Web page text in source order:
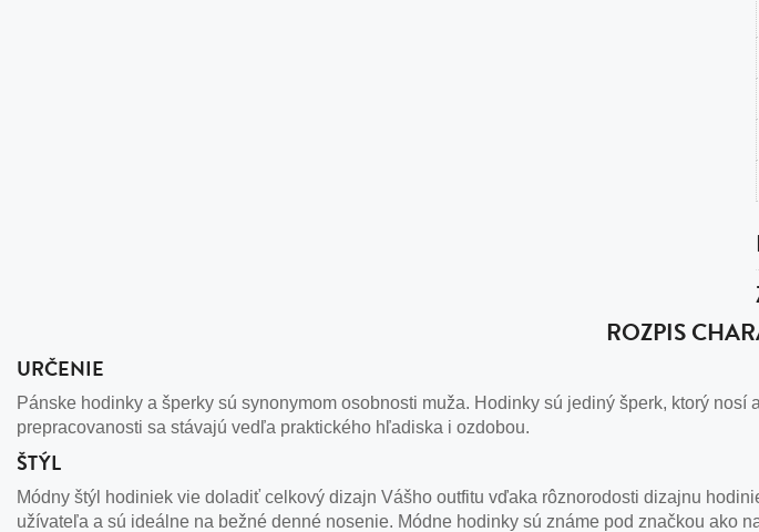
ROZPIS
URČENIE
Pánske hodinky a šperky sú synonymom osobnosti muža. Hodinky sú jediný šperk, ktorý
prepracovanosti sa stávajú vedľa praktického hľadiska i ozdobou.
ŠTÝL
Módny štýl hodiniek vie doladiť celkový dizajn Vášho outfitu vďaka rôznorodosti dizajnu
užívateľa a sú ideálne na bežné denné nosenie. Módne hodinky sú známe pod značkou ako